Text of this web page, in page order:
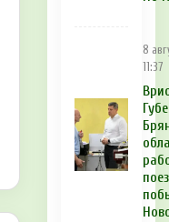
8
11:37